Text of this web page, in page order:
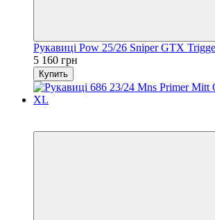
Рукавиці Pow 25/26 Sniper GTX
5 160 грн
Купить